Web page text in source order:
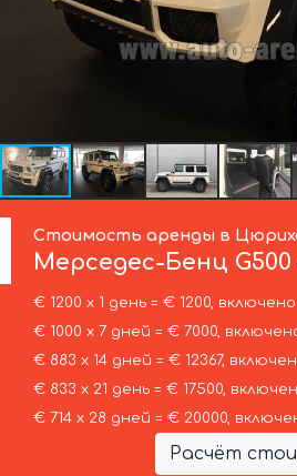
Стоимость аренды в
Мерседес-Бенц
€ 1200 х 1 день = € 1200,
€ 1000 х 7 дней = € 7000,
€ 883 х 14 дней = € 12367,
€ 833 х 21 день = € 17500,
€ 714 х 28 дней = € 20000,
Расчёт